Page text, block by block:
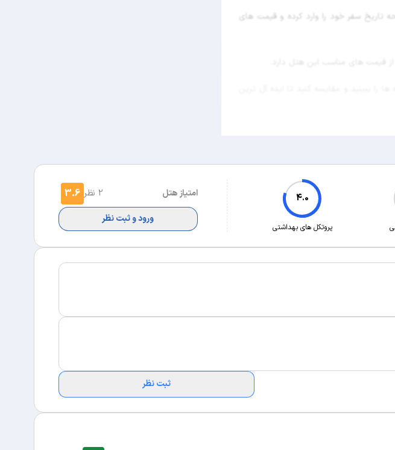
تاریخ سفر خود را وارد کرده و قیمت های
قیمت های مناسب این هتل دارد.
4.0
پروتکل های بهداشتی
امتیاز هتل 2 نظر 3.6
ورود و ثبت نظر
ثبت نظر